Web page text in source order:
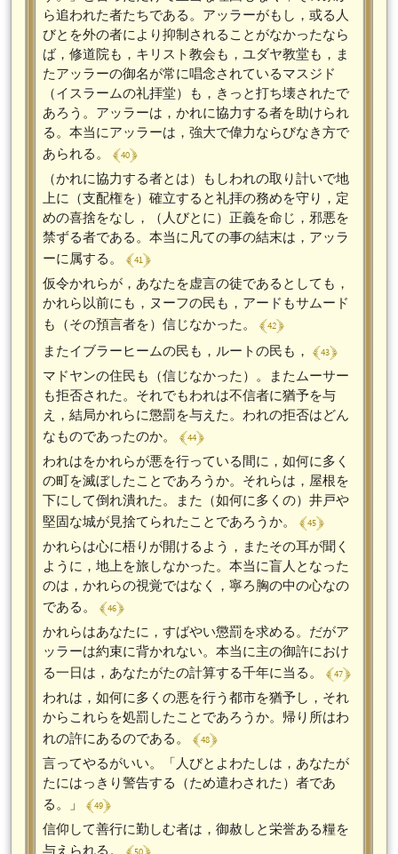
ら追われた者たちである。アッラーがもし，或る人
びとを外の者により抑制されることがなかったなら
ば，修道院も，キリスト教会も，ユダヤ教堂も，ま
たアッラーの御名が常に唱念されているマスジド
（イスラームの礼拝堂）も，きっと打ち壊されたで
あろう。アッラーは，かれに協力する者を助けられ
る。本当にアッラーは，強大で偉力ならびなき方で
あられる。 ﴾ 40 ﴿
（かれに協力する者とは）もしわれの取り計いで地
上に（支配権を）確立すると礼拝の務めを守り，定
めの喜捨をなし，（人びとに）正義を命じ，邪悪を
禁ずる者である。本当に凡ての事の結末は，アッラ
ーに属する。 ﴾ 41 ﴿
仮令かれらが，あなたを虚言の徒であるとしても，
かれら以前にも，ヌーフの民も，アードもサムード
も（その預言者を）信じなかった。 ﴾ 42 ﴿
またイブラーヒームの民も，ルートの民も， ﴾ 43 ﴿
マドヤンの住民も（信じなかった）。またムーサー
も拒否された。それでもわれは不信者に猶予を与
え，結局かれらに懲罰を与えた。われの拒否はどん
なものであったのか。 ﴾ 44 ﴿
われはをかれらが悪を行っている間に，如何に多く
の町を滅ぼしたことであろうか。それらは，屋根を
下にして倒れ潰れた。また（如何に多くの）井戸や
堅固な城が見捨てられたことであろうか。 ﴾ 45 ﴿
かれらは心に梧りが開けるよう，またその耳が聞く
ように，地上を旅しなかった。本当に盲人となった
のは，かれらの視覚ではなく，寧ろ胸の中の心なの
である。 ﴾ 46 ﴿
かれらはあなたに，すばやい懲罰を求める。だがア
ッラーは約束に背かれない。本当に主の御許におけ
る一日は，あなたがたの計算する千年に当る。 ﴾ 47 ﴿
われは，如何に多くの悪を行う都市を猶予し，それ
からこれらを処罰したことであろうか。帰り所はわ
れの許にあるのである。 ﴾ 48 ﴿
言ってやるがいい。「人びとよわたしは，あなたが
たにはっきり警告する（ため遣わされた）者であ
る。」 ﴾ 49 ﴿
信仰して善行に勤しむ者は，御赦しと栄誉ある糧を
与えられる。